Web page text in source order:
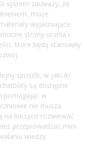
system zauważy, że
może
wyjaśniające.
strony ucznia i
które będą stanowiły
sposób, w jaki AI
są dostępne
pomagając w
nie muszą
na bieżąco rozwiewać
przeprowadzać mini-
wiedzy.